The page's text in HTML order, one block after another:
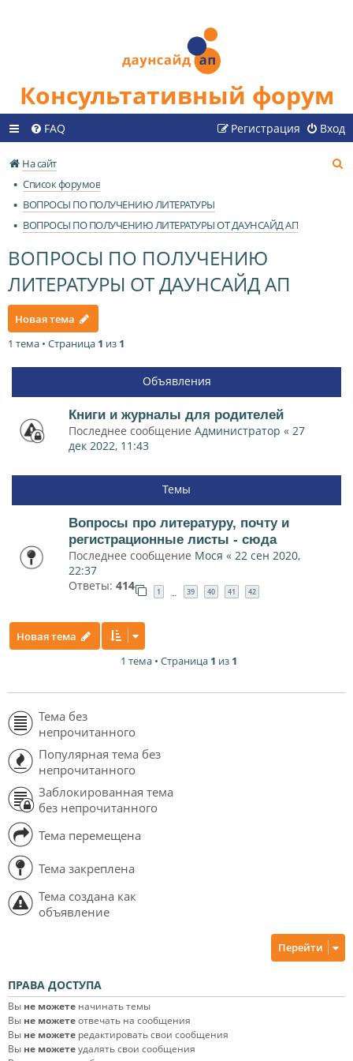
Консультативный форум
FAQ Вход
Регистрация
На сайт
Список форумов
ВОПРОСЫ ПО ПОЛУЧЕНИЮ ЛИТЕРАТУРЫ
ВОПРОСЫ ПО ПОЛУЧЕНИЮ ЛИТЕРАТУРЫ ОТ ДАУНСАЙД АП
ВОПРОСЫ ПО ПОЛУЧЕНИЮ
ЛИТЕРАТУРЫ ОТ ДАУНСАЙД АП
Новая тема
1 тема • Страница 1 из 1
Объявления
Книги и журналы для родителей
Последнее сообщение Администратор « 27
дек 2022, 11:43
Темы
Вопросы про литературу, почту и
регистрационные листы - сюда
Последнее сообщение Мося « 22 сен 2020,
22:37
Ответы: 414 1 … 39 40 41 42
Новая тема
1 тема • Страница 1 из 1
Тема без
непрочитанного
Популярная тема без
непрочитанного
Заблокированная тема
без непрочитанного
Тема перемещена
Тема закреплена
Тема создана как
объявление
Перейти
ПРАВА ДОСТУПА
Вы не можете начинать темы
Вы не можетеотвечать на сообщения
Вы не можете редактировать свои сообщения
Вы не можетеудалять свои сообщения